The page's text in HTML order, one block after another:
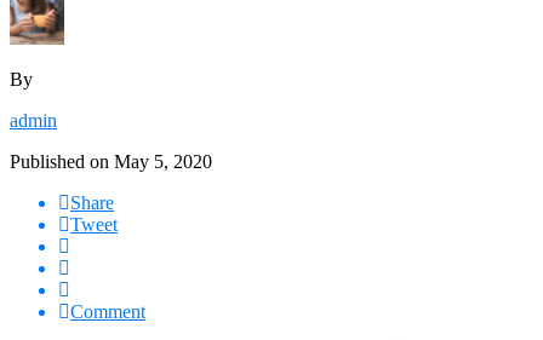
By
admin
Published on May 5, 2020
Share
Tweet
Comment